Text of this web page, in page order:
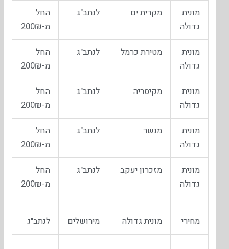
מונית
גדולה
מקרית ים לנתב"ג
החל
מ-200₪
מונית
גדולה
מטירת כרמל לנתב"ג
החל
מ-200₪
מונית
גדולה
מקיסריה לנתב"ג
החל
מ-200₪
מונית
גדולה
מנשר לנתב"ג
החל
מ-200₪
מונית
גדולה
מזכרון יעקב לנתב"ג
החל
מ-200₪
מחירי מונית גדולה מירושלים לנתב"ג